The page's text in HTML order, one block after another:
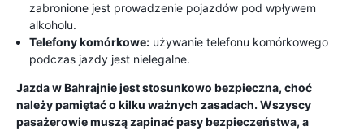
zabronione jest prowadzenie pojazdów pod wpływem
alkoholu.
Telefony komórkowe: używanie telefonu komórkowego
podczas jazdy jest nielegalne.
Jazda w Bahrajnie jest stosunkowo bezpieczna, choć
należy pamiętać o kilku ważnych zasadach. Wszyscy
pasażerowie muszą zapinać pasy bezpieczeństwa, a